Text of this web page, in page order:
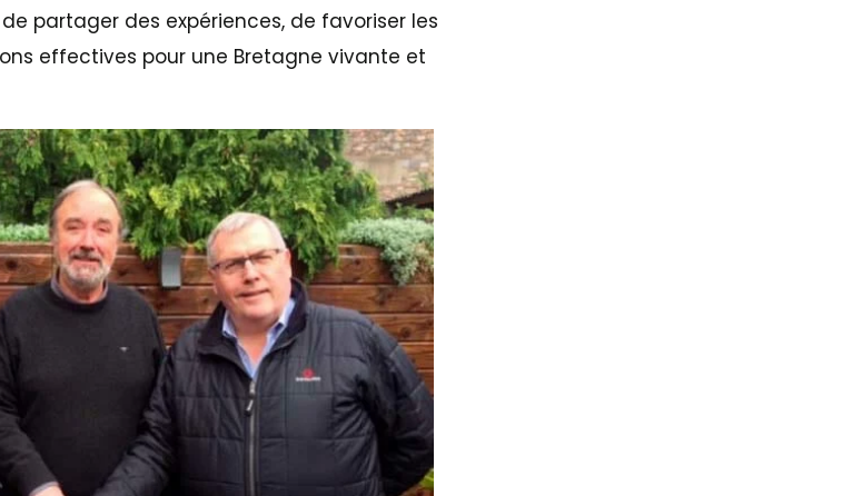
partager des expériences, de favoriser les
effectives pour une Bretagne vivante et